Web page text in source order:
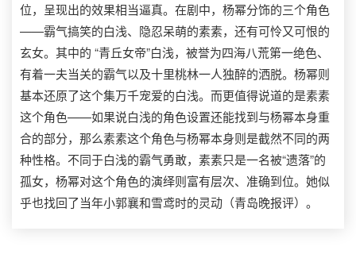
位，呈现出的效果相当逼真。在剧中，杨幂分饰的三个角色
——霸气搞笑的白浅、隐忍呆萌的素素，还有可怜又可恨的
玄女。其中的 “青丘女帝”白浅，被誉为四海八荒第一绝色、
有着一夫当关的霸气以及十里桃林一人独醉的洒脱。杨幂则
基本还原了这个集万千宠爱的白浅。而更值得说道的是素素
这个角色——如果说白浅的角色设置还能找到与杨幂本身重
合的部分，那么素素这个角色与杨幂本身则是截然不同的两
种性格。不同于白浅的霸气勇敢，素素只是一名被“遗落”的
孤女，杨幂对这个角色的演绎则富有层次、准确到位。她似
乎也找回了当年小郭襄和雪鸢时的灵动（青岛晚报评）。